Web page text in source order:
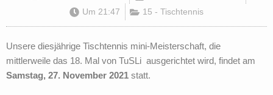
Um 21:47 15 - Tischtennis
Unsere diesjährige Tischtennis mini-Meisterschaft, die
mittlerweile das 18. Mal von TuSLi ausgerichtet wird, findet am
Samstag, 27. November 2021 statt.